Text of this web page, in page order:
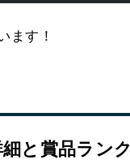
ます！
と賞品ランク